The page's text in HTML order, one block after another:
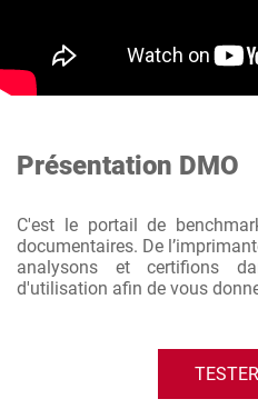
Présentation DMO
C'est le portail de
documentaires. De
analysons et certifions
d'utilisation afin de vous